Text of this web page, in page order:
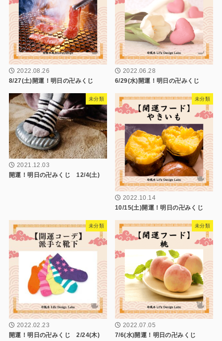
2022.08.26
8/27(土)開運！明日の卍みくじ
2022.06.28
6/29(水)開運！明日の卍みくじ
未分類
2021.12.03
開運！明日の卍みくじ 12/4(土)
未分類
2022.10.14
10/15(土)開運！明日の卍みくじ
未分類
2022.02.23
開運！明日の卍みくじ 2/24(木)
未分類
2022.07.05
7/6(水)開運！明日の卍みくじ